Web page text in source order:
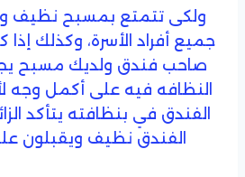
ولكى تتمتع بمسبح نظيف
جميع أفراد الأسرة، وكذلك
صاحب فندق ولديك مسبح
النظافه فيه على أكمل وجه
الفندق في بنظافته يتأكد
الفندق نظيف ويقبلون